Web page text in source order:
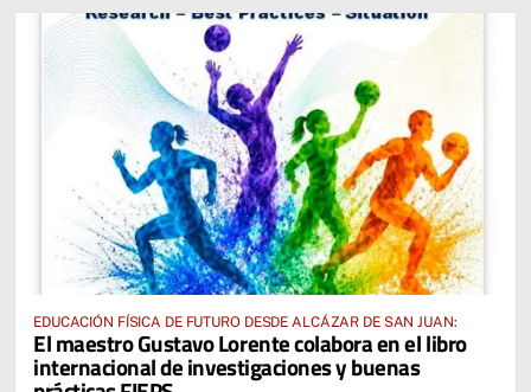
EDUCACIÓN FÍSICA DE FUTURO DESDE ALCÁZAR DE SAN JUAN:
El maestro Gustavo Lorente colabora en el libro
internacional de investigaciones y buenas